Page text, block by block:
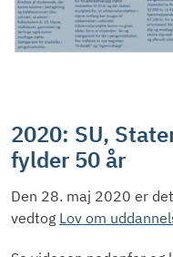
2020: SU,
fylder 50 år
Den 28. maj 2020 er
vedtog Lov om